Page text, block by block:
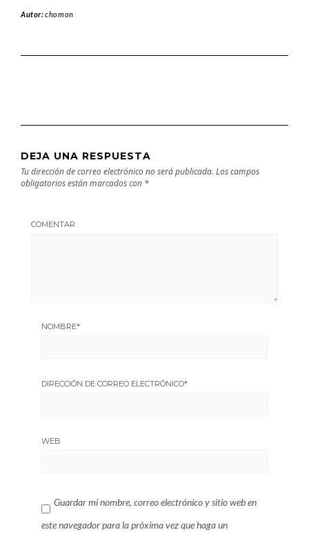
Autor:chomon
DEJA UNA RESPUESTA
Tu dirección de correo electrónico no será publicada. Los campos
obligatorios están marcados con *
COMENTAR
NOMBRE*
DIRECCIÓN DE CORREO ELECTRÓNICO*
WEB
Guardar mi nombre, correo electrónico y sitio web en
este navegador para la próxima vez que haga un